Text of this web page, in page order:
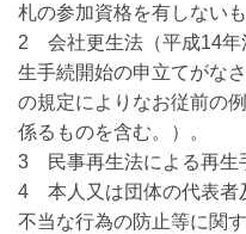
札の参加資格を有しないも
2 会社更生法（平成14年
生手続開始の申立てがな
の規定によりなお従前の
係るものを含む。）。
3 民事再生法による再生
4 本人又は団体の代表者
不当な行為の防止等に関